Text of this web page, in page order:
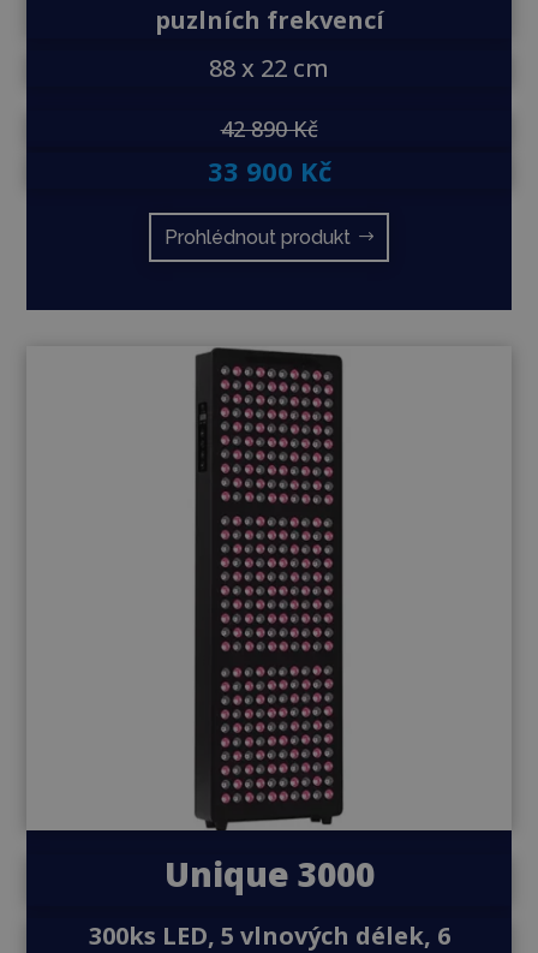
puzlních frekvencí
88 x 22 cm
42 890 Kč
33 900 Kč
Prohlédnout produkt
Unique 3000
300ks LED, 5 vlnových délek, 6